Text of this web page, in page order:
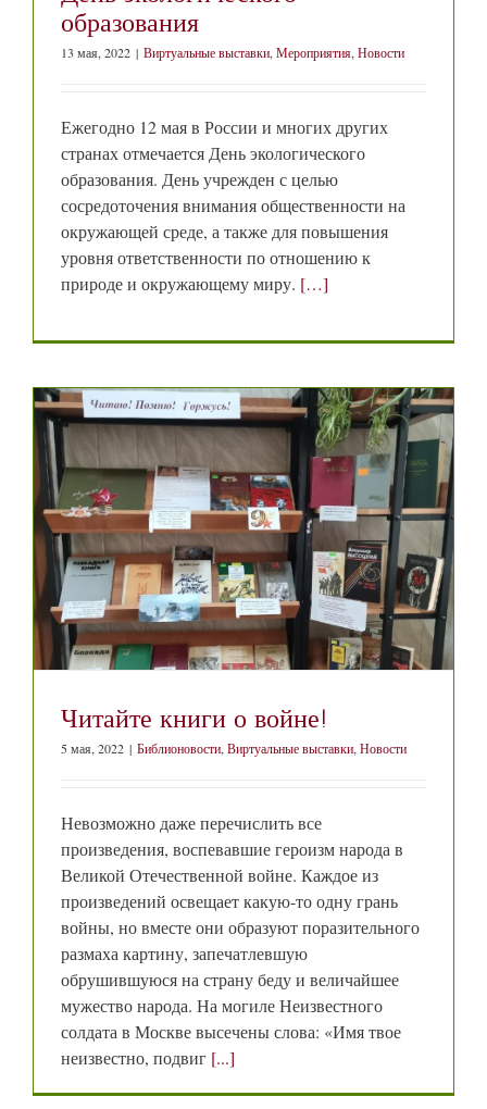
образования
13 мая, 2022 | Виртуальные выставки,Мероприятия,Новости
Ежегодно 12 мая в России и многих других
странах отмечается День экологического
образования. День учрежден с целью
сосредоточения внимания общественности на
окружающей среде, а также для повышения
уровня ответственности по отношению к
природе и окружающему миру. […]
Читайте книги о войне!
5 мая, 2022 | Библионовости, Виртуальные выставки, Новости
Невозможно даже перечислить все
произведения, воспевавшие героизм народа в
Великой Отечественной войне. Каждое из
произведений освещает какую-то одну грань
войны, но вместе они образуют поразительного
размаха картину, запечатлевшую
обрушившуюся на страну беду и величайшее
мужество народа. На могиле Неизвестного
солдата в Москве высечены слова: «Имя твое
неизвестно, подвиг [...]